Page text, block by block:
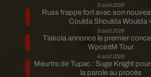
5 août 2026
Russ frappe fort avec son
Coulda Shoulda Woulda
5 août 2026
Tiakola annonce le premier
WpointM Tour
4 août 2026
Meurtre de Tupac : Suge Knight
la parole au procès